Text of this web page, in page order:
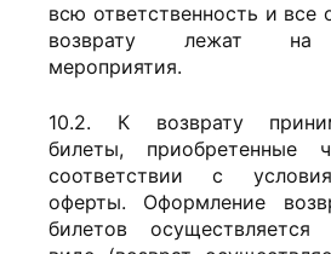
всю ответственность и все
возврату лежат на
мероприятия.
10.2. К возврату
билеты, приобретенные
соответствии с
оферты. Оформление
билетов